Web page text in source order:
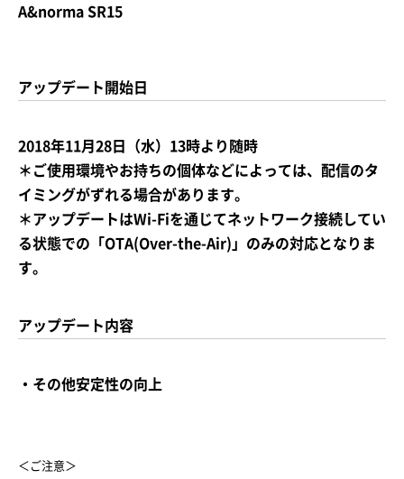
A&norma SR15
アップデート開始日
2018年11月28日（水）13時より随時
＊ご使用環境やお持ちの個体などによっては、配信のタ
イミングがずれる場合があります。
＊アップデートはWi-Fiを通じてネットワーク接続してい
る状態での「OTA(Over-the-Air)」のみの対応となりま
す。
アップデート内容
・その他安定性の向上
＜ご注意＞